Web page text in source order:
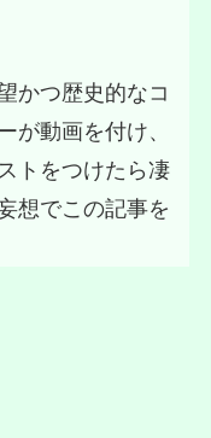
かつ歴史的なコ
が動画を付け、
トをつけたら凄
想でこの記事を